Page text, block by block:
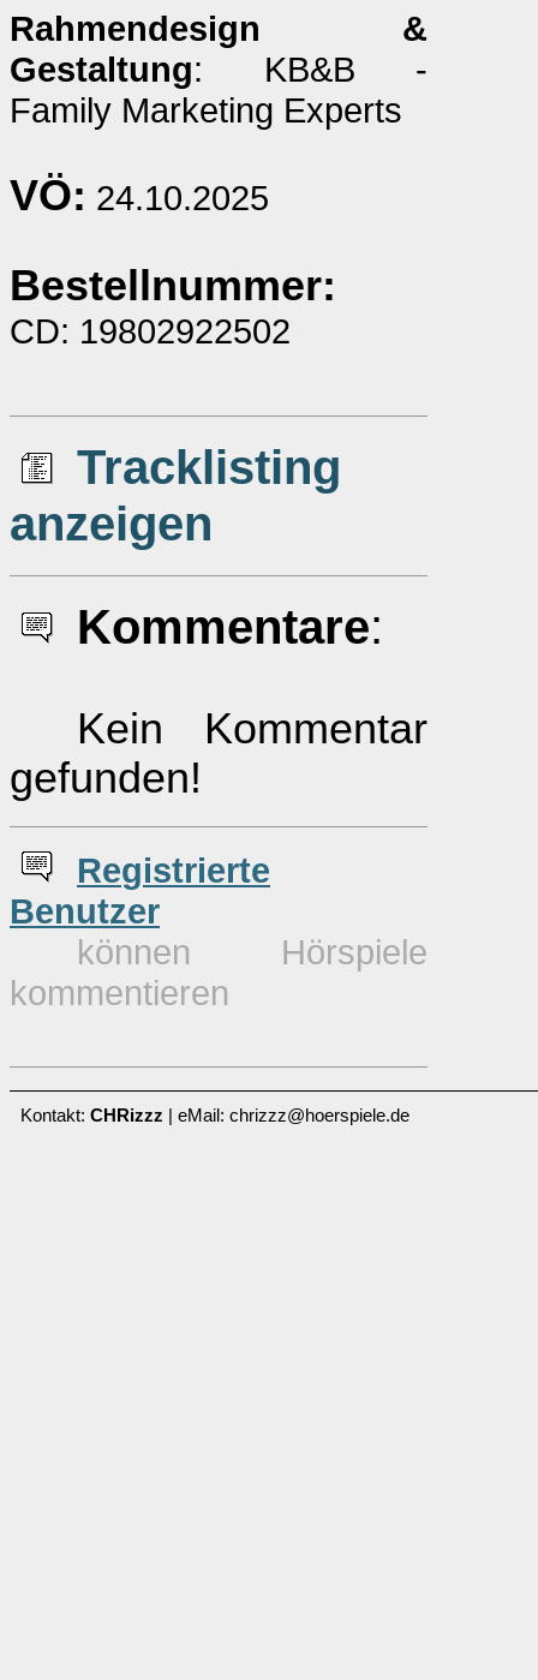
Rahmendesign &
Gestaltung: KB&B -
Family Marketing Experts
VÖ: 24.10.2025
Bestellnummer:
CD: 19802922502
Tracklisting
anzeigen
Kommentare:
Kein Kommentar
gefunden!
Registrierte
Benutzer
können Hörspiele
kommentieren
Kontakt: CHRizzz | eMail: chrizzz@hoerspiele.de